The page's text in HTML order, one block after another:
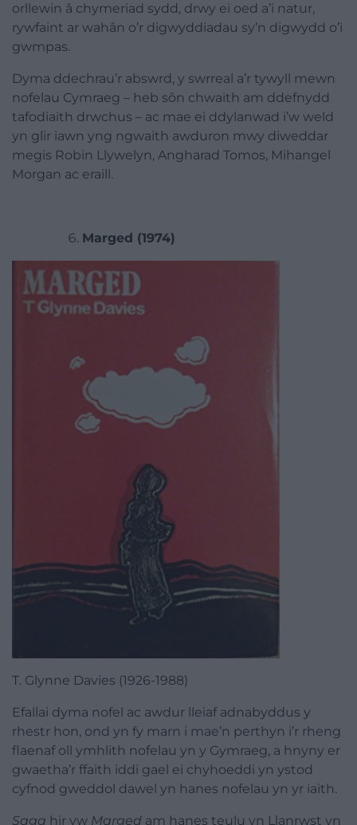
orllewin â chymeriad sydd, drwy ei oed a’i natur,
rywfaint ar wahân o’r digwyddiadau sy’n digwydd o’i
gwmpas.
Dyma ddechrau’r abswrd, y swrreal a’r tywyll mewn
nofelau Cymraeg – heb sôn chwaith am ddefnydd
tafodiaith drwchus – ac mae ei ddylanwad i’w weld
yn glir iawn yng ngwaith awduron mwy diweddar
megis Robin Llywelyn, Angharad Tomos, Mihangel
Morgan ac eraill.
Marged (1974)
T. Glynne Davies (1926-1988)
Efallai dyma nofel ac awdur lleiaf adnabyddus y
rhestr hon, ond yn fy marn i mae’n perthyn i’r rheng
flaenaf oll ymhlith nofelau yn y Gymraeg, a hnyny er
gwaetha’r ffaith iddi gael ei chyhoeddi yn ystod
cyfnod gweddol dawel yn hanes nofelau yn yr iaith.
Saga hir yw Marged am hanes teulu yn Llanrwst yn